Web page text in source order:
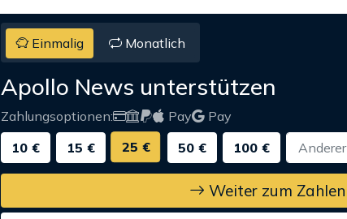
Einmalig Monatlich
Apollo News unterstützen
Zahlungsoptionen: Pay
Pay
10 €
15 € 25 € 50 € 100 €
Weiter zum Zahlen